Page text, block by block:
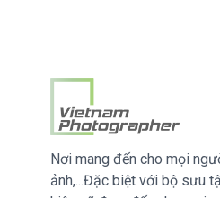
Nơi mang đến cho mọi
ảnh,...Đặc biệt với bộ sưu